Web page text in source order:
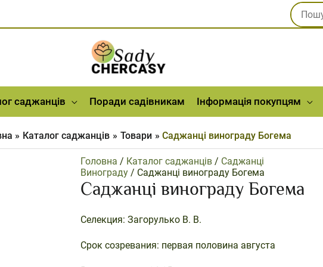
Шукати:
саджанців Поради садівникам Інформація покупцям
Каталог саджанців Товари Саджанці винограду Богема
Головна / Каталог саджанців / Саджанці
Винограду / Саджанці винограду Богема
Саджанці винограду Богема
Селекция: Загорулько В. В.
Срок созревания: первая половина августа